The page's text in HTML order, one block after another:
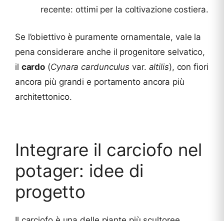
recente: ottimi per la coltivazione costiera.
Se l’obiettivo è puramente ornamentale, vale la
pena considerare anche il progenitore selvatico,
il cardo (Cynara cardunculus var. altilis), con fiori
ancora più grandi e portamento ancora più
architettonico.
Integrare il carciofo nel
potager: idee di
progetto